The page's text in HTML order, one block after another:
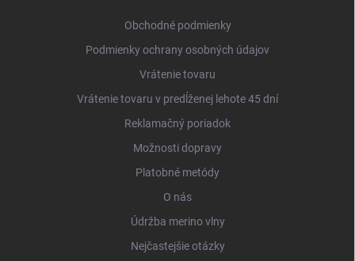
Obchodné podmienky
Podmienky ochrany osobných údajov
Vrátenie tovaru
Vrátenie tovaru v predĺženej lehote 45 dní
Reklamačný poriadok
Možnosti dopravy
Platobné metódy
O nás
Údržba merino vlny
Nejčastejšie otázky